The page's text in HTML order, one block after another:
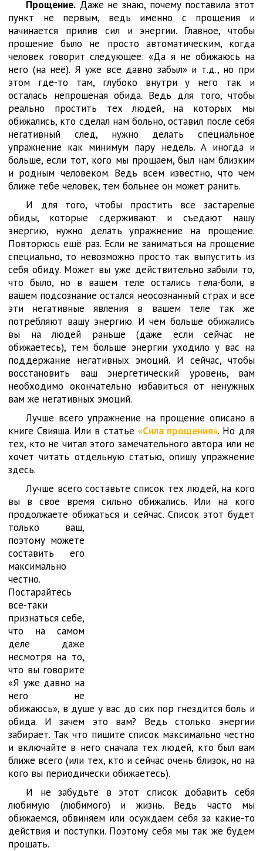
Прощение. Даже не знаю, почему поставила этот
пункт не первым, ведь именно с прощения и
начинается прилив сил и энергии. Главное, чтобы
прощение было не просто автоматическим, когда
человек говорит следующее: «Да я не обижаюсь на
него (на неё). Я уже все давно забыл» и т.д., но при
этом где-то там, глубоко внутри у него так и
осталась непрошеная обида. Ведь для того, чтобы
реально простить тех людей, на которых мы
обижались, кто сделал нам больно, оставил после себя
негативный след, нужно делать специальное
упражнение как минимум пару недель. А иногда и
больше, если тот, кого мы прощаем, был нам близким
и родным человеком. Ведь всем известно, что чем
ближе тебе человек, тем больнее он может ранить.
И для того, чтобы простить все застарелые
обиды, которые сдерживают и съедают нашу
энергию, нужно делать упражнение на прощение.
Повторюсь ещё раз. Если не заниматься на прощение
специально, то невозможно просто так выпустить из
себя обиду. Может вы уже действительно забыли то,
что было, но в вашем теле остались тела-боли, в
вашем подсознание остался неосознанный страх и все
эти негативные явления в вашем теле так же
потребляют вашу энергию. И чем больше обижались
вы на людей раньше (даже если сейчас не
обижаетесь), тем больше энергии уходило у вас на
поддержание негативных эмоций. И сейчас, чтобы
восстановить ваш энергетический уровень, вам
необходимо окончательно избавиться от ненужных
вам же негативных эмоций.
Лучше всего упражнение на прощение описано в
книге Свияша. Или в статье «Сила прощения». Но для
тех, кто не читал этого замечательного автора или не
хочет читать отдельную статью, опишу упражнение
здесь.
Лучше всего составьте список тех людей, на кого
вы в свое время сильно обижались. Или на кого
продолжаете обижаться и сейчас. Список этот будет
только ваш,
поэтому можете
составить его
максимально
честно.
Постарайтесь
все-таки
признаться себе,
что на самом
деле даже
несмотря на то,
что вы говорите
«Я уже давно на
него не
обижаюсь», в душе у вас до сих пор гнездится боль и
обида. И зачем это вам? Ведь столько энергии
забирает. Так что пишите список максимально честно
и включайте в него сначала тех людей, кто был вам
ближе всего (или тех, кто и сейчас очень близок, но на
кого вы периодически обижаетесь).
И не забудьте в этот список добавить себя
любимую (любимого) и жизнь. Ведь часто мы
обижаемся, обвиняем или осуждаем себя за какие-то
действия и поступки. Поэтому себя мы так же будем
прощать.